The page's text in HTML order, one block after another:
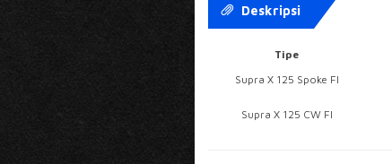
Deskripsi
Tipe
Supra X 125 Spoke FI
Supra X 125 CW FI